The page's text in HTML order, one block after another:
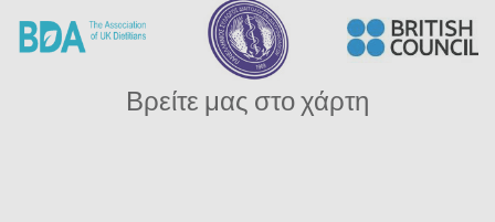
Βρείτε μας στο χάρτη